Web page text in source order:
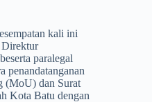
kali ini
Direktur
paralegal
penandatanganan
(MoU) dan Surat
Kota Batu dengan